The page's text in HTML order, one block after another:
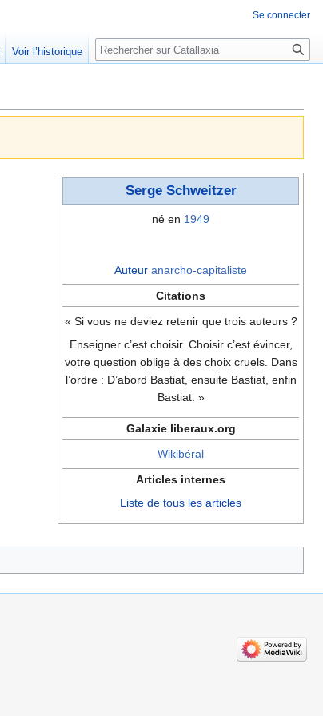
Serge Schweitzer
né en 1949
Auteur anarcho-capitaliste
Citations
« Si vous ne deviez retenir que trois auteurs ?
Enseigner c’est choisir. Choisir c’est évincer,
votre question oblige à des choix cruels. Dans
l’ordre : D’abord Bastiat, ensuite Bastiat, enfin
Bastiat. »
Galaxie liberaux.org
Wikibéral
Articles internes
Liste de tous les articles
Se connecter
Voir l’historique Rechercher